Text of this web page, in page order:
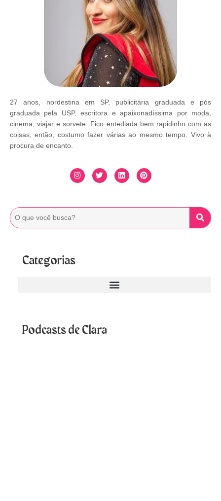
27 anos, nordestina em SP, publicitária graduada e pós
graduada pela USP, escritora e apaixonadíssima por moda,
cinema, viajar e sorvete. Fico entediada bem rapidinho com as
coisas, então, costumo fazer várias ao mesmo tempo. Vivo à
procura de encanto.
Categorias
Podcasts de Clara